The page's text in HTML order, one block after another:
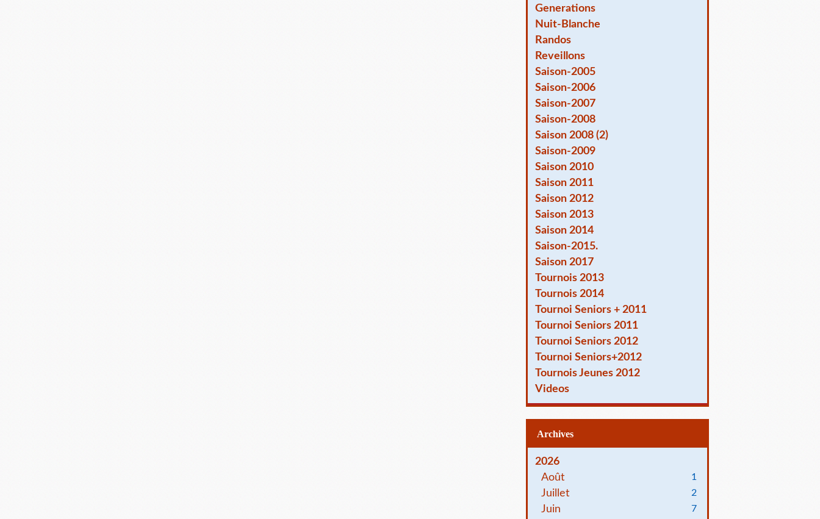
Generations
Nuit-Blanche
Randos
Reveillons
Saison-2005
Saison-2006
Saison-2007
Saison-2008
Saison 2008 (2)
Saison-2009
Saison 2010
Saison 2011
Saison 2012
Saison 2013
Saison 2014
Saison-2015.
Saison 2017
Tournois 2013
Tournois 2014
Tournoi Seniors + 2011
Tournoi Seniors 2011
Tournoi Seniors 2012
Tournoi Seniors+2012
Tournois Jeunes 2012
Videos
Archives
2026
Août
1
Juillet 2
Juin 7